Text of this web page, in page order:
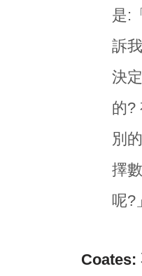
是:
訴
決
的?
別
擇
呢?」
Coates: